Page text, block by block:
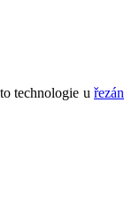
technologie u